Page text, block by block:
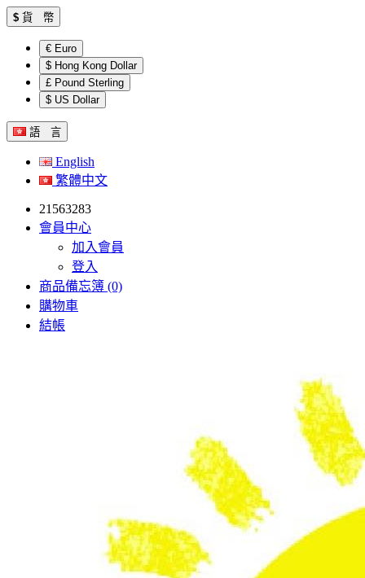
$ 貨 幣
€ Euro
$ Hong Kong Dollar
£ Pound Sterling
$ US Dollar
語 言
English
繁體中文
21563283
會員中心
加入會員
登入
商品備忘簿 (0)
購物車
結帳